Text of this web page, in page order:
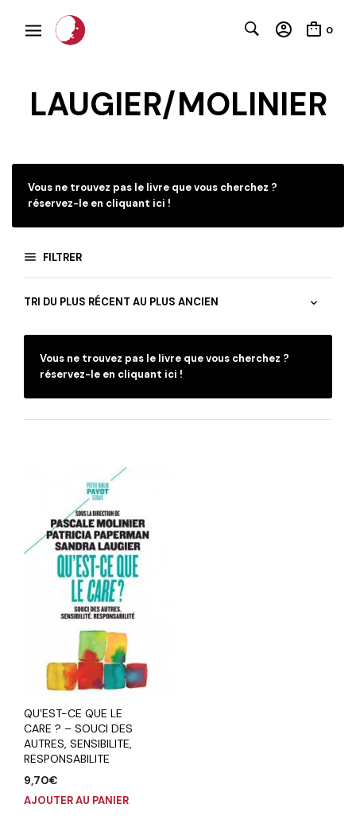
0
LAUGIER/MOLINIER
Vous ne trouvez pas le livre que vous cherchez ?
réservez-le en cliquant ici !
FILTRER
Vous ne trouvez pas le livre que vous cherchez ?
réservez-le en cliquant ici !
QU’EST-CE QUE LE
CARE ? – SOUCI DES
AUTRES, SENSIBILITE,
RESPONSABILITE
9,70€
AJOUTER AU PANIER